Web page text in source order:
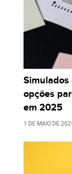
opções
em 2025
1 DE MAIO DE